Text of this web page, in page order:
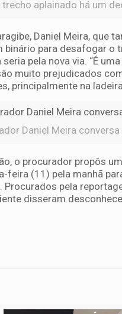
aplainado há um
Daniel Meira, que
binário para desafogar o
pela nova via. “É
muito prejudicados
principalmente na
Daniel Meira
o procurador propôs
feira (11) pela manhã
Procurados pela
disseram